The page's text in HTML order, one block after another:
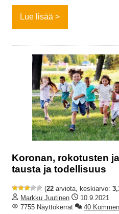
Lue lisää
Koronan, rokotusten
tausta ja todellisuus
(22 arviota, keskiarvo:
Markku Juutinen
10.9.2021
7755 Näyttökerrat
40